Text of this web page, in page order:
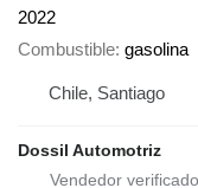
2022
Combustible gasolina
Chile, Santiago
Dossil Automotriz